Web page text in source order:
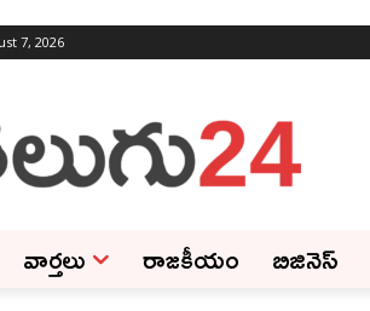
7, 2026
వార్తలు రాజకీయం బిజినెస్‌